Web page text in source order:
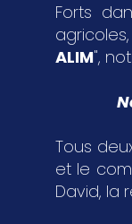
Forts
ALIM",
Tous
et le
David, la